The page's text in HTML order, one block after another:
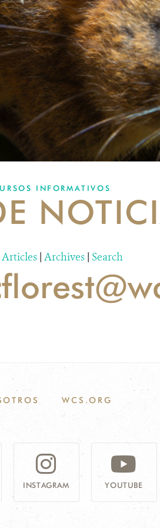
INFORMATIVOS
| Archives | Search
WCS.ORG
INSTAGRAM YOUTUBE